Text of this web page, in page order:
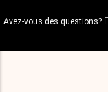
au
principal
Avez-vous des questions?